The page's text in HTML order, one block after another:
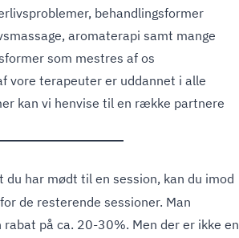
behandlingsformer
aromaterapi samt mange
som mestres af os
vore terapeuter er uddannet i alle
kan vi henvise til en række partnere
du har mødt til en session, kan du imod
de resterende sessioner. Man
rabat på ca. 20-30%. Men der er ikke en